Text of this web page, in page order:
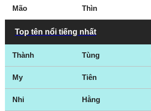
Mão Thìn
Top tên nổi tiếng nhất
Thành Tùng
My Tiên
Nhi Hằng